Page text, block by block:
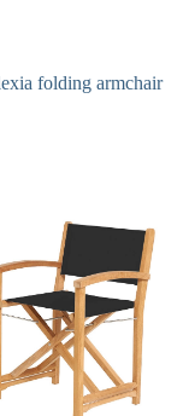
folding armchair